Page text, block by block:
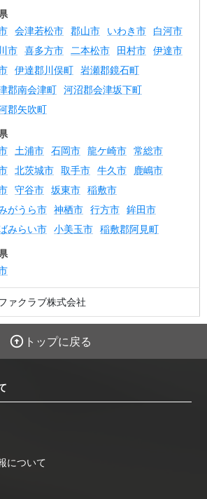
会津若松市 郡山市 いわき市 白河市
市 喜多方市 二本松市 田村市 伊達市
伊達郡川俣町 岩瀬郡鏡石町
郡南会津町 河沼郡会津坂下町
郡矢吹町
土浦市 石岡市 龍ケ崎市 常総市
北茨城市 取手市 牛久市
鹿嶋市
守谷市 坂東市 稲敷市
がうら市 神栖市 行方市 鉾田市
みらい市 小美玉市 稲敷郡阿見町
ァクラブ株式会社
トップに戻る
について